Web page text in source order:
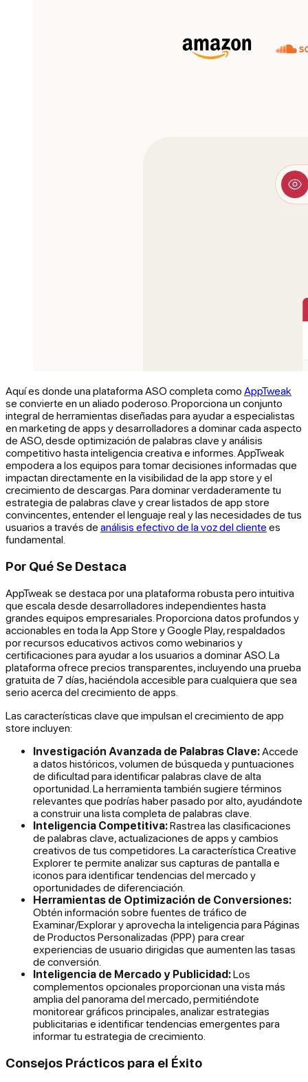
Aquí es donde una plataforma ASO completa como AppTweak
se convierte en un aliado poderoso. Proporciona un conjunto
integral de herramientas diseñadas para ayudar a especialistas
en marketing de apps y desarrolladores a dominar cada aspecto
de ASO, desde optimización de palabras clave y análisis
competitivo hasta inteligencia creativa e informes. AppTweak
empodera a los equipos para tomar decisiones informadas que
impactan directamente en la visibilidad de la app store y el
crecimiento de descargas. Para dominar verdaderamente tu
estrategia de palabras clave y crear listados de app store
convincentes, entender el lenguaje real y las necesidades de tus
usuarios a través de análisis efectivo de la voz del cliente es
fundamental.
Por Qué Se Destaca
AppTweak se destaca por una plataforma robusta pero intuitiva
que escala desde desarrolladores independientes hasta
grandes equipos empresariales. Proporciona datos profundos y
accionables en toda la App Store y Google Play, respaldados
por recursos educativos activos como webinarios y
certificaciones para ayudar a los usuarios a dominar ASO. La
plataforma ofrece precios transparentes, incluyendo una prueba
gratuita de 7 días, haciéndola accesible para cualquiera que sea
serio acerca del crecimiento de apps.
Las características clave que impulsan el crecimiento de app
store incluyen:
Investigación Avanzada de Palabras Clave:Accede
a datos históricos, volumen de búsqueda y puntuaciones
de dificultad para identificar palabras clave de alta
oportunidad. La herramienta también sugiere términos
relevantes que podrías haber pasado por alto, ayudándote
a construir una lista completa de palabras clave.
Inteligencia Competitiva:Rastrea las clasificaciones
de palabras clave, actualizaciones de apps y cambios
creativos de tus competidores. La característica Creative
Explorer te permite analizar sus capturas de pantalla e
iconos para identificar tendencias del mercado y
oportunidades de diferenciación.
Herramientas de Optimización de Conversiones:
Obtén información sobre fuentes de tráfico de
Examinar/Explorar y aprovecha la inteligencia para Páginas
de Productos Personalizadas (PPP) para crear
experiencias de usuario dirigidas que aumenten las tasas
de conversión.
Inteligencia de Mercado y Publicidad:Los
complementos opcionales proporcionan una vista más
amplia del panorama del mercado, permitiéndote
monitorear gráficos principales, analizar estrategias
publicitarias e identificar tendencias emergentes para
informar tu estrategia de crecimiento.
Consejos Prácticos para el Éxito